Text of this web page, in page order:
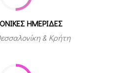
ΗΜΕΡΙΔΕΣ
& Κρήτη